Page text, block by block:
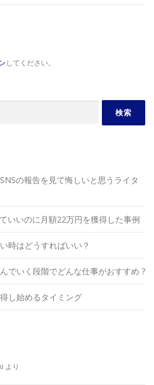
してください。
の報告を見て悔しいと思うライタ
いいのに月額22万円を獲得した事例
時はどうすればいい？
でいく段階でどんな仕事がおすすめ ?
し始めるタイミング
より